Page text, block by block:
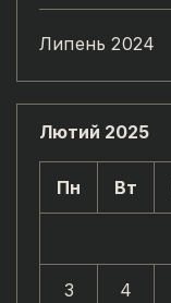
Липень 2024
Лютий 2025
Пн Вт
3 4